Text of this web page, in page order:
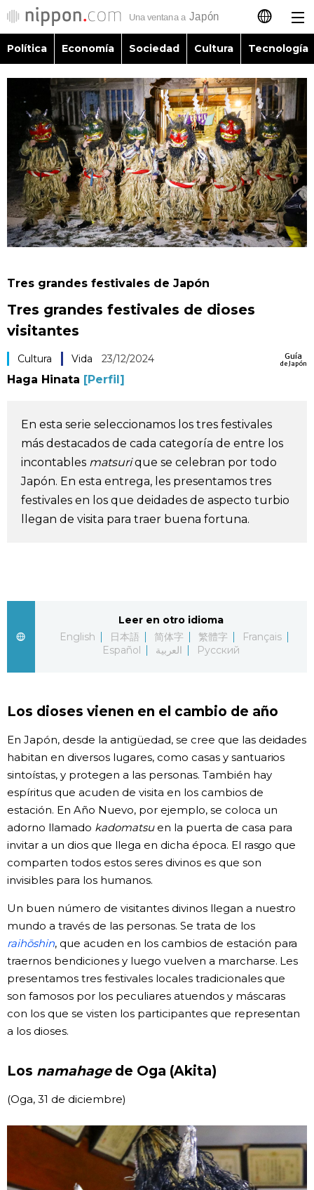
日本語
English
简体字
繁體字
Français
العربية
Política
Economía
Sociedad
Vida
Guía de Japón
En profundidad
Más
Fragmentos de Japón
Tokio
Avisos
Política Economía Sociedad Cultura Tecnología
Tres grandes festivales de Japón
Tres grandes festivales de dioses
visitantes
Guía
de Japón
Cultura Vida 23/12/2024
Haga Hinata [Perfil]
En esta serie seleccionamos los tres festivales
más destacados de cada categoría de entre los
incontables matsurique se celebran por todo
Japón. En esta entrega, les presentamos tres
festivales en los que deidades de aspecto turbio
llegan de visita para traer buena fortuna.
Leer en otro idioma
English
日本語 简体字 繁體字
Français
Español
العربية Русский
Los dioses vienen en el cambio de año
En Japón, desde la antigüedad, se cree que las deidades
habitan en diversos lugares, como casas y santuarios
sintoístas, y protegen a las personas. También hay
espíritus que acuden de visita en los cambios de
estación. En Año Nuevo, por ejemplo, se coloca un
adorno llamado kadomatsuen la puerta de casa para
invitar a un dios que llega en dicha época. El rasgo que
comparten todos estos seres divinos es que son
invisibles para los humanos.
Un buen número de visitantes divinos llegan a nuestro
mundo a través de las personas. Se trata de los
raihōshin, que acuden en los cambios de estación para
traernos bendiciones y luego vuelven a marcharse. Les
presentamos tres festivales locales tradicionales que
son famosos por los peculiares atuendos y máscaras
con los que se visten los participantes que representan
a los dioses.
Los namahagede Oga (Akita)
(Oga, 31 de diciembre)